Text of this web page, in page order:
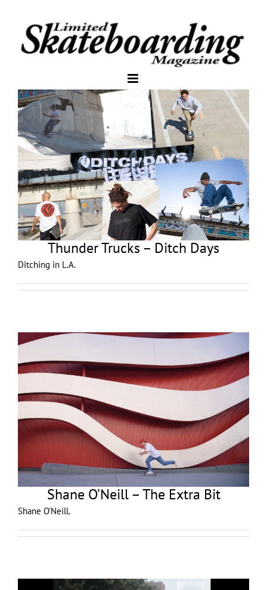
Thunder Trucks – Ditch Days
Ditching in L.A.
Shane O’Neill – The Extra Bit
Shane O'Neill.